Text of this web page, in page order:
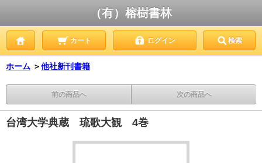
（有）榕樹書林
カート ログイン 検索
ホーム ＞他社新刊書籍
前の商品へ 次の商品へ
台湾大学典蔵 琉歌大観 4巻